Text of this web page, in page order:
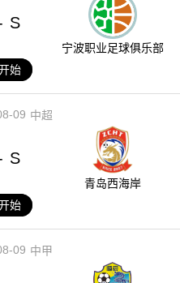
S
宁波职业足球俱乐部
始
09 中超
S
青岛西海岸
始
09 中甲